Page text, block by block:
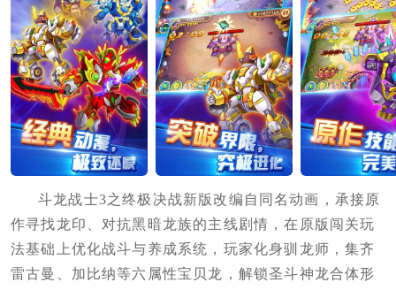
斗龙战士3之终极决战新版改编自同名动画，承接原
作寻找龙印、对抗黑暗龙族的主线剧情，在原版闯关玩
法基础上优化战斗与养成系统，玩家化身驯龙师，集齐
雷古曼、加比纳等六属性宝贝龙，解锁圣斗神龙合体形